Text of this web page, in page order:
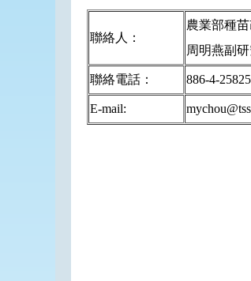
聯絡人：
農業部種
周明燕副
聯絡電話： 886-4-
E-mail: